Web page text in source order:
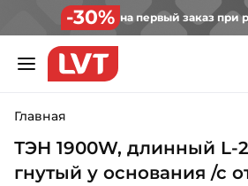
-30% на первый заказ при
Главная
ТЭН 1900W, длинный L-
гнутый у основания /с